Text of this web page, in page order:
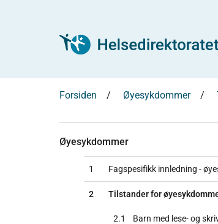
Forsiden Øyesykdommer
Øyesykdommer
1 Fagspesifikk innledning -
2 Tilstander for
2.1 Barn med lese- og